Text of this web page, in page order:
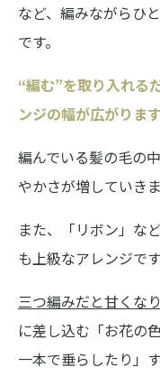
など、編みながらひ
です。
“編む”を取り入れる
ンジの幅が広がります
編んでいる髪の毛の
やかさが増していき
また、「リボン」な
も上級なアレンジです
三つ編みだと甘くな
に差し込む「お花の
一本で垂らしたり」